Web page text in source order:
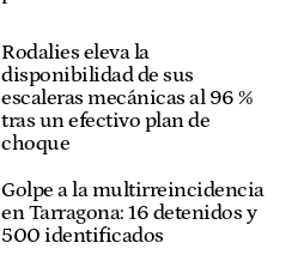
Rodalies eleva la
disponibilidad de sus
escaleras mecánicas al 96 %
tras un efectivo plan de
choque
Golpe a la multirreincidencia
en Tarragona: 16 detenidos y
500 identificados